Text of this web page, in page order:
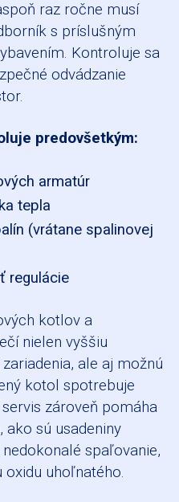
raz ročne musí
s príslušným
Kontroluje sa
odvádzanie
predovšetkým:
armatúr
tepla
(vrátane spalinovej
regulácie
kotlov a
nielen vyššiu
ale aj možnú
kotol spotrebuje
zároveň pomáha
sú usadeniny
spaľovanie,
uhoľnatého.